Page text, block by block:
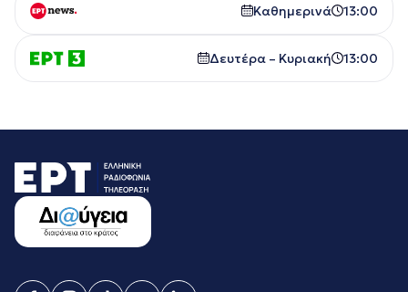
Καθημερινά 13:00
Δευτέρα – Κυριακή 13:00